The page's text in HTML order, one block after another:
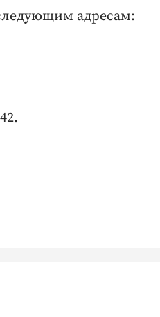
адресам: